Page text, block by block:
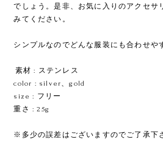
でしょう。是非、お気に入りのアクセサ
みてください。
シンプルなのでどんな服装にも合わせや
ㅤㅤ素材 : ステンレス
color : silver、gold
size : フリー
重さ : 25g
※多少の誤差はございますのでご了承下